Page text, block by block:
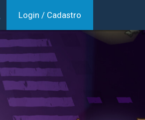
Login / Cadastro